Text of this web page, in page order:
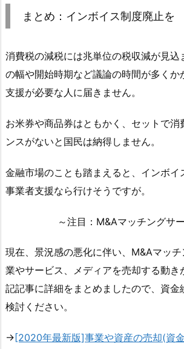
まとめ：インボイス制度廃止を
消費税の減税には兆単位の税収減が見込
の幅や開始時期など議論の時間が多くか
支援が必要な人に届きません。
お米券や商品券はともかく、セットで消
ンスがないと国民は納得しません。
金融市場のことも踏まえると、インボイ
事業者支援なら行けそうですが。
～注目：M&Aマッチングサ
現在、景況感の悪化に伴い、M&Aマッ
業やサービス、メディアを売却する動き
記記事に詳細をまとめましたので、資金
検討ください。
→ [2020年最新版]事業や資産の売却(資